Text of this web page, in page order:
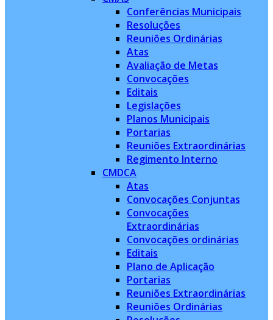
Conferências Municipais
Resoluções
Reuniões Ordinárias
Atas
Avaliação de Metas
Convocações
Editais
Legislações
Planos Municipais
Portarias
Reuniões Extraordinárias
Regimento Interno
CMDCA
Atas
Convocações Conjuntas
Convocações
Extraordinárias
Convocações ordinárias
Editais
Plano de Aplicação
Portarias
Reuniões Extraordinárias
Reuniões Ordinárias